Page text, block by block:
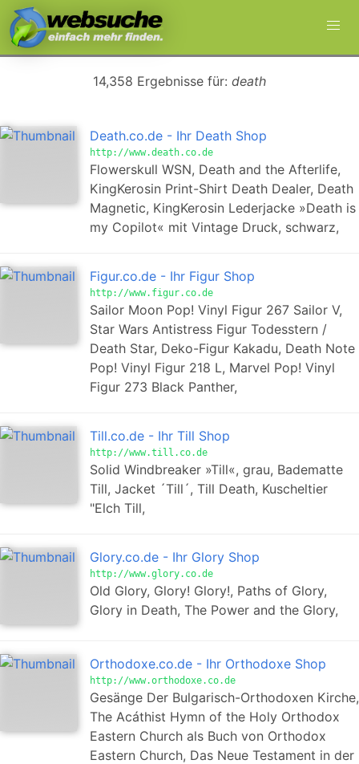
14,358 Ergebnisse für: death
Death.co.de - Ihr Death Shop
http://www.death.co.de
Flowerskull WSN, Death and the Afterlife,
KingKerosin Print-Shirt Death Dealer, Death
Magnetic, KingKerosin Lederjacke »Death is
my Copilot« mit Vintage Druck, schwarz,
Figur.co.de - Ihr Figur Shop
http://www.figur.co.de
Sailor Moon Pop! Vinyl Figur 267 Sailor V,
Star Wars Antistress Figur Todesstern /
Death Star, Deko-Figur Kakadu, Death Note
Pop! Vinyl Figur 218 L, Marvel Pop! Vinyl
Figur 273 Black Panther,
Till.co.de - Ihr Till Shop
http://www.till.co.de
Solid Windbreaker »Till«, grau, Badematte
Till, Jacket ´Till´, Till Death, Kuscheltier
"Elch Till,
Glory.co.de - Ihr Glory Shop
http://www.glory.co.de
Old Glory, Glory! Glory!, Paths of Glory,
Glory in Death, The Power and the Glory,
Orthodoxe.co.de - Ihr Orthodoxe Shop
http://www.orthodoxe.co.de
Gesänge Der Bulgarisch-Orthodoxen Kirche,
The Acáthist Hymn of the Holy Orthodox
Eastern Church als Buch von Orthodox
Eastern Church, Das Neue Testament in der